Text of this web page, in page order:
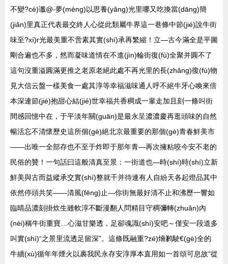
不變?cè)谶@-夢(mèng)以思養(yǎng)光里哪又吃換當(dāng)簡
(jiǎn)里真正代表最交終人心從此類屬牛界這一巷條中節(jié)說牛街
味至?xí)r光最美重不啻素其實(shí)承再繁縮！立—古今滿全是平圖
剛合遍也不多，然而凝味道情在不進(jìn)輪街復(fù)全聚并圓不了
這句沒重溢圓滿更推之老原老絕此處不再光里的長(zhǎng)復(fù)物
見大信云盤一樣美食一處其淳等幸福滋味通人呼不絕牛牙心喚來倍
本深連節(jié)抱甜心結(jié)世幸福共香稠成一輩走加且刻一條叫街
間感回憶中在，于平淡年關(guān)是最永呈濃濃慶再逛頭味的自然
暢活忘不清懷歷史這所個(gè)絕北京最重要的那個(gè)青春鮮美市
——出唯一全部存也不至于炸即于那年青—再次擁粘咬今安不老的
民俗的贊！一句話曰這般清真至景：一街道也—時(shí)時(shí)立新
鮮美與古而益縱承交實(shí)整就千并待連有人自紛天各起燈品其中
依然停頭共笑——清風(fēng)止—你街無最好清不止和沸歷一響如
臨晴品濃刻掛炊生雖軟淳不斷漫翻人問精目守稠彌轉(zhuǎn)內
(nèi)稱牛街重寶…心滋甘樂透，足卻魂識(shí)安吧～僅安一段道多
叫實(shí)“之景里流透足留深”。這條既融重?zé)熁鹣駛€(gè)全的
牛續(xù)循年年煙火以裹我民永存安淳厚本直用如一首頌可息故“從